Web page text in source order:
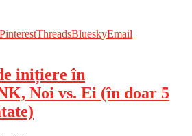
PinterestThreadsBlueskyEmail
inițiere în
Noi vs. Ei (în doar 5